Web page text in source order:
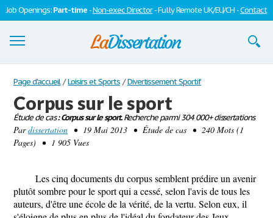
Job Openings:Part-time -Non-exec Director- Fully Remote UK/EU/CH -Contact
Dissertations
S'inscrire
Se connecter
Page d'accueil / Loisirs et Sports / Divertissement Sportif
Corpus sur le sport
Étude de cas: Corpus sur le sport.Recherche parmi 304 000+ dissertations
Pardissertation • 19 Mai 2013 • Étude de cas • 240 Mots (1
Pages) • 1 905 Vues
Les cinq documents du corpus semblent prédire un avenir
plutôt sombre pour le sport qui a cessé, selon l'avis de tous les
auteurs, d'être une école de la vérité, de la vertu. Selon eux, il